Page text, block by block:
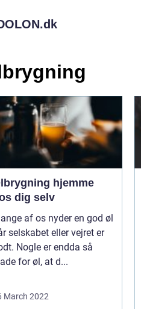
dk
hjemme
dig selv
af os nyder en god øl
selskabet eller vejret er
Nogle er endda så
for øl, at d...
March 2022